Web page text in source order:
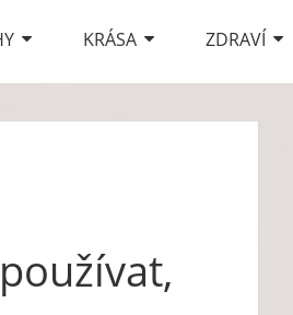
KRÁSA ZDRAVÍ